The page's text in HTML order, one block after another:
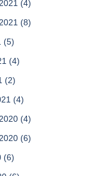
(4)
(8)
(5)
(4)
(2)
(4)
(4)
(6)
(6)